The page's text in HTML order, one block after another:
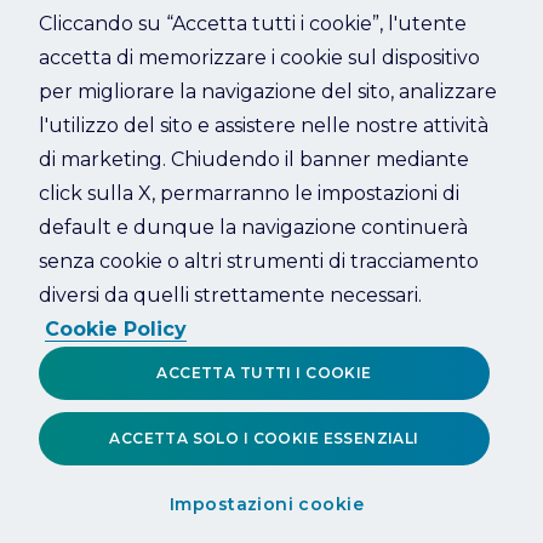
Refresh
Cliccando su “Accetta tutti i cookie”, l'utente
accetta di memorizzare i cookie sul dispositivo
per migliorare la navigazione del sito, analizzare
l'utilizzo del sito e assistere nelle nostre attività
di marketing. Chiudendo il banner mediante
click sulla X, permarranno le impostazioni di
default e dunque la navigazione continuerà
senza cookie o altri strumenti di tracciamento
diversi da quelli strettamente necessari.
Cookie Policy
Impostazioni cookie
ACCETTA SOLO I COOKIE ESSENZIALI
ACCETTA TUTTI I COOKIE